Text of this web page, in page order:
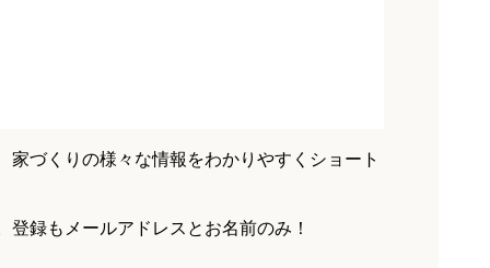
家づくりの様々な情報をわかりやすくショート
登録もメールアドレスとお名前のみ！